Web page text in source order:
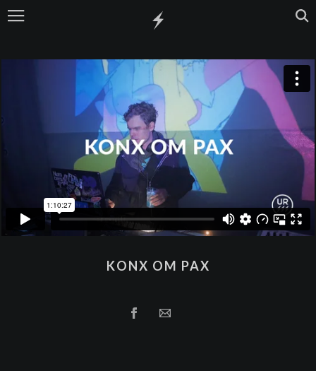
KONX OM PAX